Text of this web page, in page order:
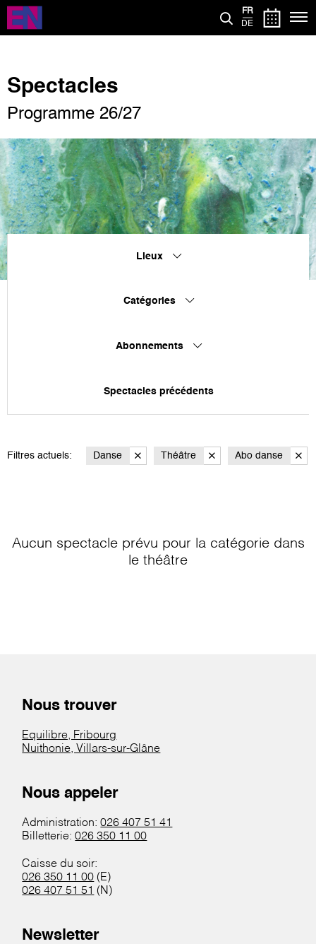
Aller
contenu
FR
DE
Spectacles
Programme 26/27
Lieux
Catégories
Abonnements
Spectacles précédents
Filtres actuels: Danse Théâtre Abo danse
Aucun spectacle prévu pour la catégorie dans
le théâtre
Nous trouver
Equilibre, Fribourg
Nuithonie, Villars-sur-Glâne
Nous appeler
Administration:026 407 51 41
Billetterie:026 350 11 00
Caisse du soir:
026 350 11 00 (E)
026 407 51 51 (N)
Newsletter